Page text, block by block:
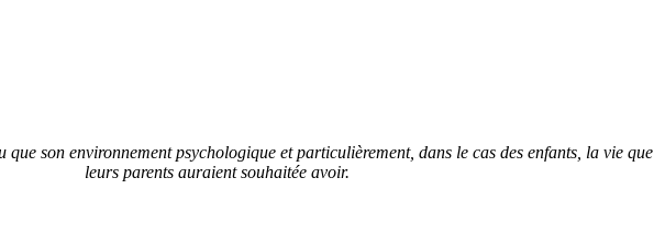
son environnement psychologique et particulièrement, dans le cas des enfants, la vie que
leurs parents auraient souhaitée avoir.